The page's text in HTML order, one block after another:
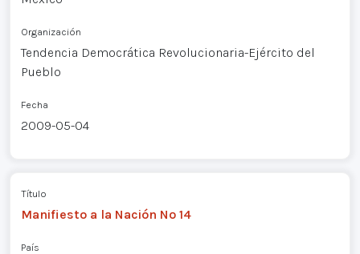
Organización
Tendencia Democrática Revolucionaria-Ejército del
Pueblo
Fecha
2009-05-04
Título
Manifiesto a la Nación Nº 14
País